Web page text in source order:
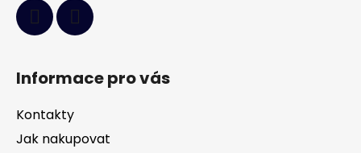
Informace pro vás
Kontakty
Jak nakupovat